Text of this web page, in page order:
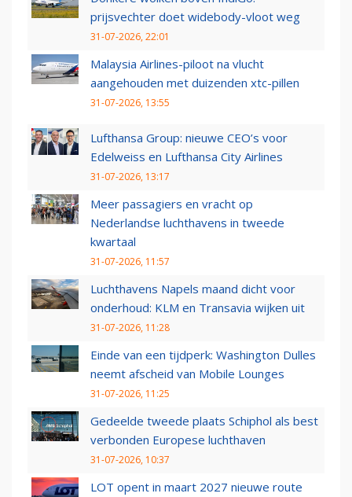
prijsvechter doet widebody-vloot weg
31-07-2026, 22:01
Malaysia Airlines-piloot na vlucht
aangehouden met duizenden xtc-pillen
31-07-2026, 13:55
Lufthansa Group: nieuwe CEO’s voor
Edelweiss en Lufthansa City Airlines
31-07-2026, 13:17
Meer passagiers en vracht op
Nederlandse luchthavens in tweede
kwartaal
31-07-2026, 11:57
Luchthavens Napels maand dicht voor
onderhoud: KLM en Transavia wijken uit
31-07-2026, 11:28
Einde van een tijdperk: Washington Dulles
neemt afscheid van Mobile Lounges
31-07-2026, 11:25
Gedeelde tweede plaats Schiphol als best
verbonden Europese luchthaven
31-07-2026, 10:37
LOT opent in maart 2027 nieuwe route